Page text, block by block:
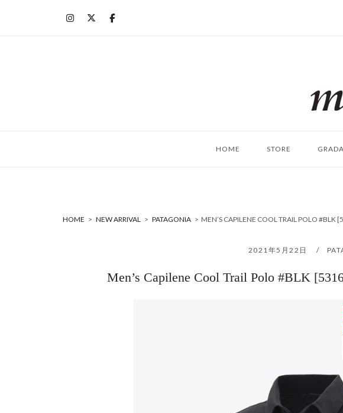
HOME STORE
HOME > NEW ARRIVAL > PATAGONIA > MEN’S CAPILENE COOL TRAIL POLO #BLK
2021年5月22日
Men’s Capilene Cool Trail Polo #BLK